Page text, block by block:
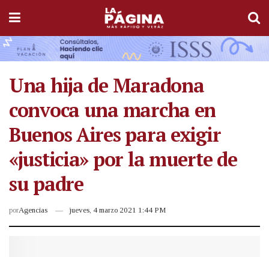
Una hija de Maradona
convoca una marcha en
Buenos Aires para exigir
«justicia» por la muerte de
su padre
porAgencias jueves, 4 marzo 2021 1:44 PM